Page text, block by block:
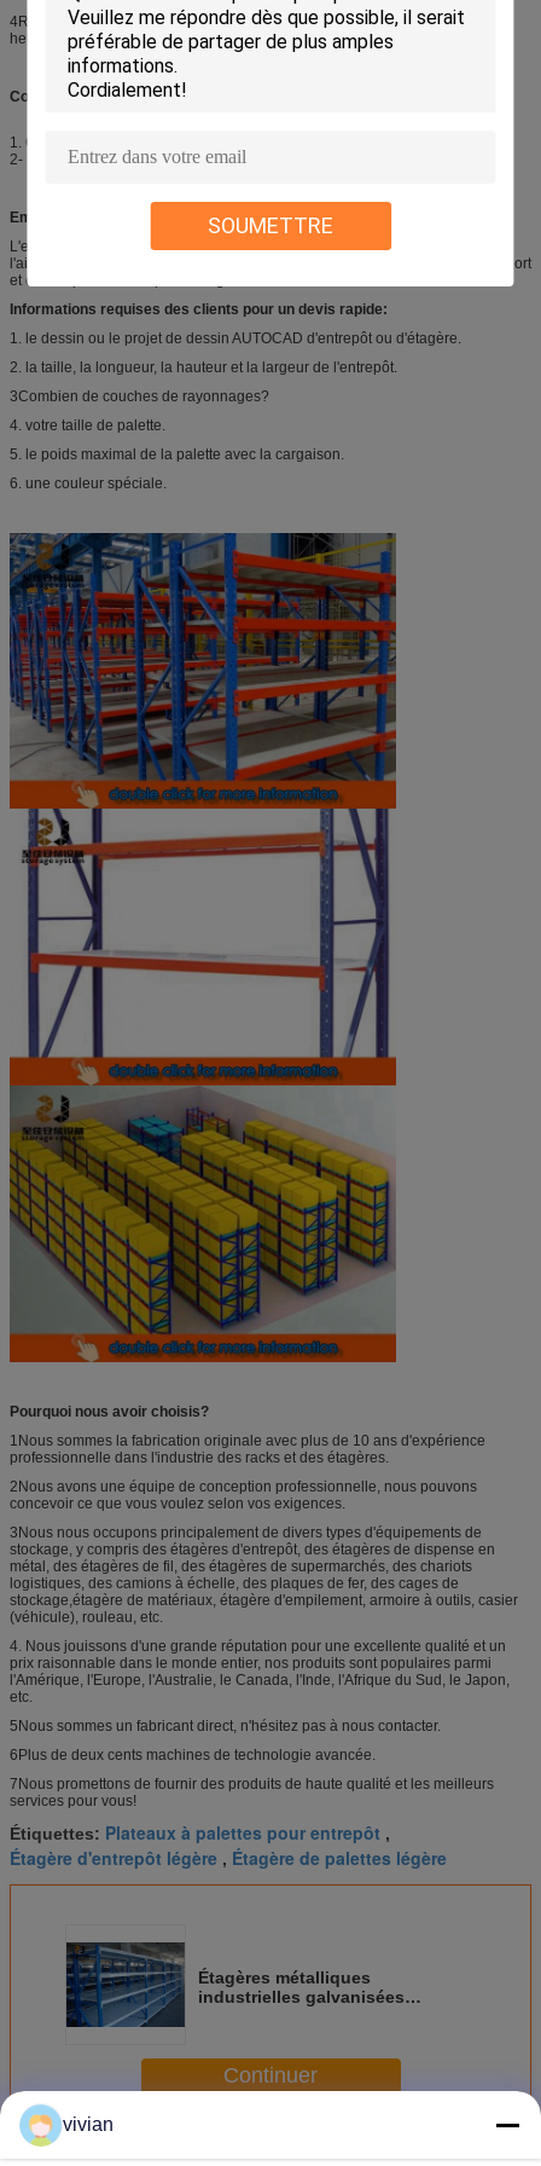
SOUMETTRE
4Résistance à la corrosion (acide hydroélectrique) GB1771-91 plus de 500
heures.
Configuration de couleur précise et exigences en matière de matériaux:
1. Colonne: couleur RAL5010Bleu;matériau Q235,Wisco.
2- Faisceau: couleur RAL2004 orange; matériau Q235, Wisco.
Emballage et expédition
L'emballage standard pour l'exportation est bon pour la mer, l'emballage à
l'aide d'une pellicule à bulles d'air en plastique, économise les frais de transport
et est sûr pour le transport à longue distance.
Informations requises des clients pour un devis rapide:
1. le dessin ou le projet de dessin AUTOCAD d'entrepôt ou d'étagère.
2. la taille, la longueur, la hauteur et la largeur de l'entrepôt.
3Combien de couches de rayonnages?
4. votre taille de palette.
5. le poids maximal de la palette avec la cargaison.
6. une couleur spéciale.
Pourquoi nous avoir choisis?
1Nous sommes la fabrication originale avec plus de 10 ans d'expérience
professionnelle dans l'industrie des racks et des étagères.
2Nous avons une équipe de conception professionnelle, nous pouvons
concevoir ce que vous voulez selon vos exigences.
3Nous nous occupons principalement de divers types d'équipements de
stockage, y compris des étagères d'entrepôt, des étagères de dispense en
métal, des étagères de fil, des étagères de supermarchés, des chariots
logistiques, des camions à échelle, des plaques de fer, des cages de
stockage,étagère de matériaux, étagère d'empilement, armoire à outils, casier
(véhicule), rouleau, etc.
4. Nous jouissons d'une grande réputation pour une excellente qualité et un
prix raisonnable dans le monde entier, nos produits sont populaires parmi
l'Amérique, l'Europe, l'Australie, le Canada, l'Inde, l'Afrique du Sud, le Japon,
etc.
5Nous sommes un fabricant direct, n'hésitez pas à nous contacter.
6Plus de deux cents machines de technologie avancée.
7Nous promettons de fournir des produits de haute qualité et les meilleurs
services pour vous!
Étiquettes: Plateaux à palettes pour entrepôt ,
Étagère d'entrepôt légère , Étagère de palettes légère
Étagères métalliques
industrielles galvanisées
Continuer
PlusRécipient de rangement léger
vivian